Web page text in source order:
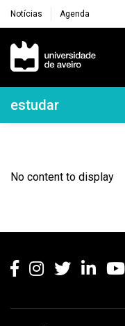
Notícias Agenda
Navegação
Navegação
estudar
No content to display